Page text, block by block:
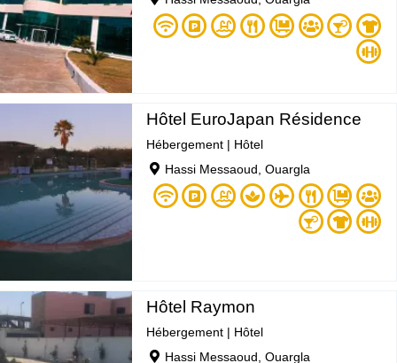
Hôtel EuroJapan Résidence
Hébergement | Hôtel
Hassi Messaoud, Ouargla
Hôtel Raymon
Hébergement | Hôtel
Hassi Messaoud, Ouargla